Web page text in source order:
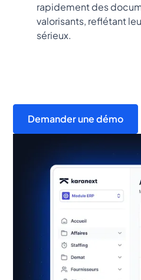
rapidement des
valorisants, reflétant
sérieux.
Demander une démo